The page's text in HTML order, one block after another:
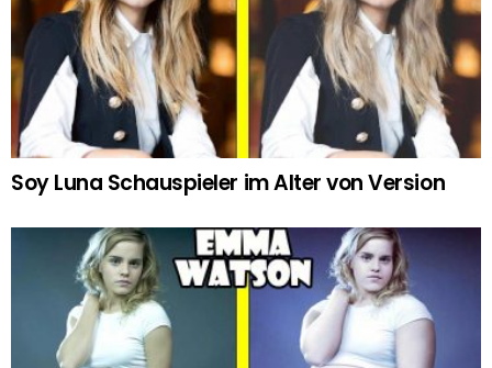
Soy Luna Schauspieler im Alter von Version